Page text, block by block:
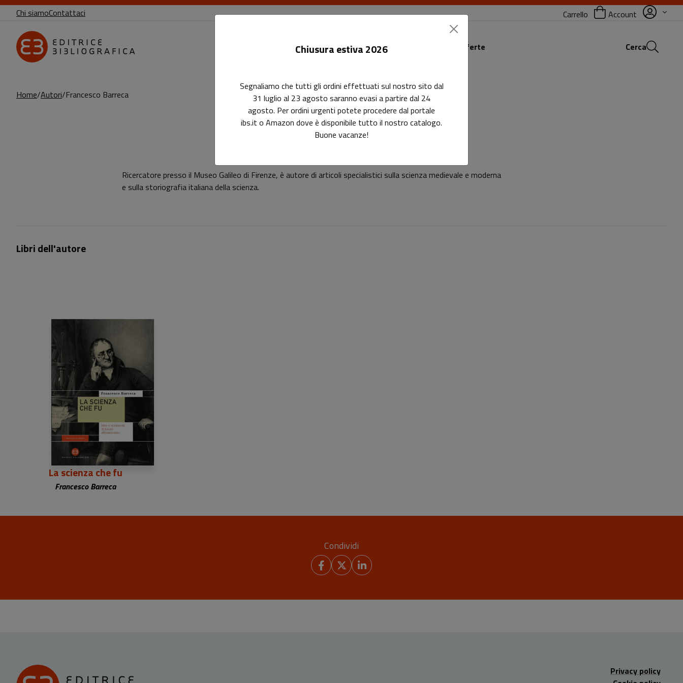
Chi siamoContattaci Carrello Account
Le riviste I corsi Le offerte Cerca
Home Autori Francesco Barreca
Francesco Barreca
Ricercatore presso il Museo Galileo di Firenze, è autore di articoli specialistici sulla scienza medievale e moderna
e sulla storiografia italiana della scienza.
Libri dell'autore
16,50 €
La scienza che fu
Francesco Barreca
Condividi
Privacy policy
Chiusura estiva 2026
Segnaliamo che tutti gli ordini effettuati sul nostro sito dal
31 luglio al 23 agosto saranno evasi a partire dal 24
agosto. Per ordini urgenti potete procedere dal portale
ibs.it o Amazon dove è disponibile tutto il nostro catalogo.
Buone vacanze!